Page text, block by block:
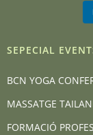
SEPECIAL
BCN YOGA
MASSATGE
FORMACIÓ